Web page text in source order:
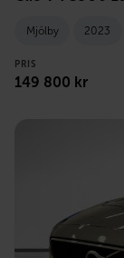
Mjölby 2023
PRIS
149 800 kr